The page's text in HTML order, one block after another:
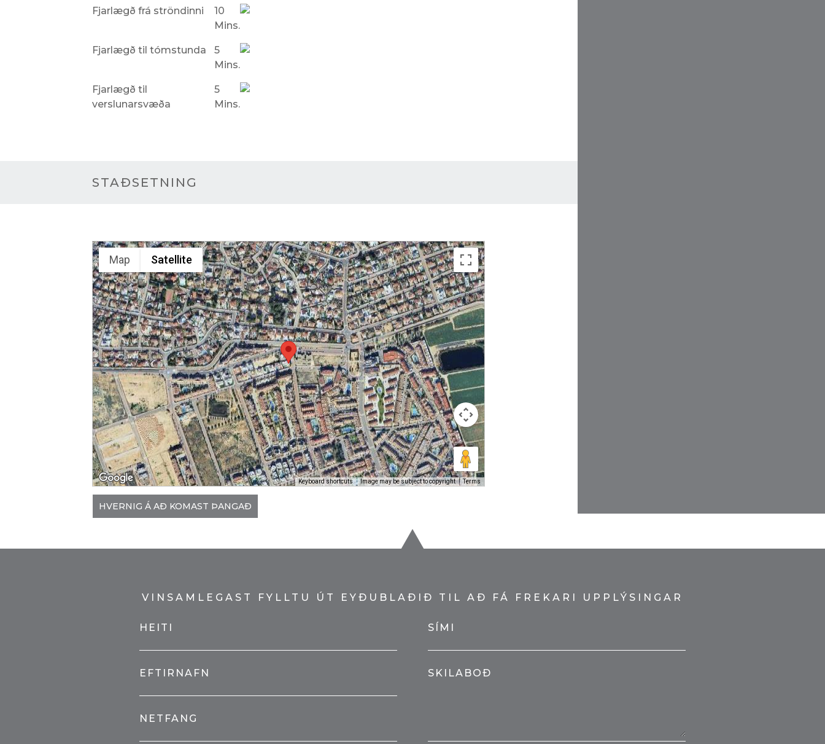
Fjarlægð frá ströndinni
10
Mins.
Fjarlægð til tómstunda
5
Mins.
Fjarlægð til
verslunarsvæða
5
Mins.
STAÐSETNING
Map Satellite
Keyboard shortcuts Image may be subject to copyright Terms
HVERNIG Á AÐ KOMAST ÞANGAÐ
VINSAMLEGAST FYLLTU ÚT EYÐUBLAÐIÐ TIL AÐ FÁ FREKARI UPPLÝSINGAR
HEITI
EFTIRNAFN
NETFANG
SÍMI
SKILABOÐ